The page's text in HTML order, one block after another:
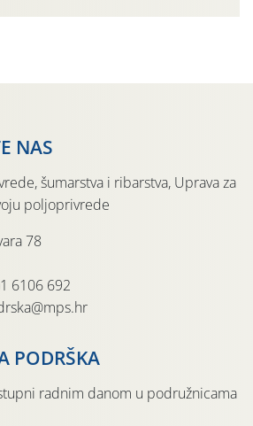
NAS
šumarstva i ribarstva, Uprava za
poljoprivrede
78
6106 692
PODRŠKA
radnim danom u podružnicama